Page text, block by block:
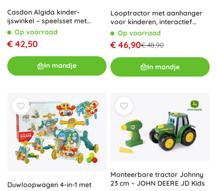
Casdon Algida kinder-
ijswinkel – speelsset met
toonbank en accessoires (50+
onderdelen)
Op voorraad
€ 42,50
In mandje
Looptractor met aanhanger
voor kinderen, interactief
stuur en geluiden NEW
HOLLAND – Roze
Op voorraad
€ 46,90€ 48,90
In mandje
Duwloopwagen 4-in-1 met
Monteerbare tractor Johnny
23 cm – JOHN DEERE JD Kids